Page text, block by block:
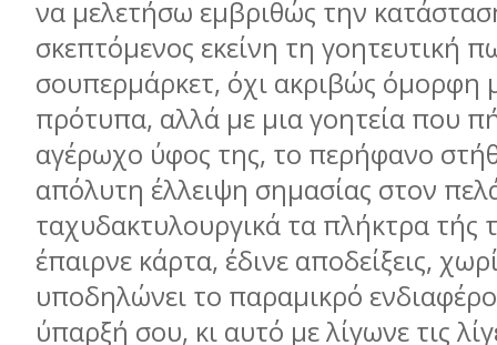
να μελετήσω εμβριθώς την
σκεπτόμενος εκείνη τη γοητευτική
σουπερμάρκετ, όχι ακριβώς όμορφη
πρότυπα, αλλά με μια γοητεία που
αγέρωχο ύφος της, το περήφανο
απόλυτη έλλειψη σημασίας στον
ταχυδακτυλουργικά τα πλήκτρα τής
έπαιρνε κάρτα, έδινε αποδείξεις,
υποδηλώνει το παραμικρό
ύπαρξή σου, κι αυτό με λίγωνε τις